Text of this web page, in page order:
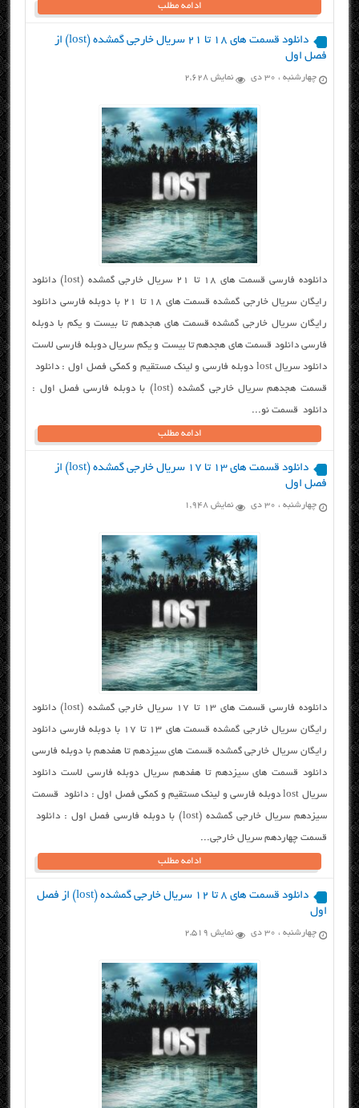
ادامه مطلب
دانلود قسمت های ۱۸ تا ۲۱ سریال خارجی گمشده (lost) از
فصل اول
چهارشنبه ، ۳۰ دی نمایش 2,628
دانلوده فارسی قسمت های ۱۸ تا ۲۱ سریال خارجی گمشده (lost) دانلود
رایگان سریال خارجی گمشده قسمت های ۱۸ تا ۲۱ با دوبله فارسی دانلود
رایگان سریال خارجی گمشده قسمت های هجدهم تا بیست و یکم با دوبله
فارسی دانلود قسمت های هجدهم تا بیست و یکم سریال دوبله فارسی لاست
دانلود سریال lost دوبله فارسی و لینک مستقیم و کمکی فصل اول : دانلود
قسمت هجدهم سریال خارجی گمشده (lost) با دوبله فارسی فصل اول :
دانلود قسمت نو...
ادامه مطلب
دانلود قسمت های ۱۳ تا ۱۷ سریال خارجی گمشده (lost) از
فصل اول
چهارشنبه ، ۳۰ دی نمایش 1,948
دانلوده فارسی قسمت های ۱۳ تا ۱۷ سریال خارجی گمشده (lost) دانلود
رایگان سریال خارجی گمشده قسمت های ۱۳ تا ۱۷ با دوبله فارسی دانلود
رایگان سریال خارجی گمشده قسمت های سیزدهم تا هفدهم با دوبله فارسی
دانلود قسمت های سیزدهم تا هفدهم سریال دوبله فارسی لاست دانلود
سریال lost دوبله فارسی و لینک مستقیم و کمکی فصل اول : دانلود قسمت
سیزدهم سریال خارجی گمشده (lost) با دوبله فارسی فصل اول : دانلود
قسمت چهاردهم سریال خارجی...
ادامه مطلب
دانلود قسمت های ۸ تا ۱۲ سریال خارجی گمشده (lost) از فصل
اول
چهارشنبه ، ۳۰ دی نمایش 2,519